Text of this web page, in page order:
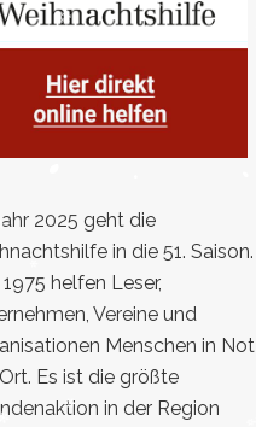
2025 geht die
in die 51. Saison.
helfen Leser,
Vereine und
Menschen in Not
Es ist die größte
in der Region